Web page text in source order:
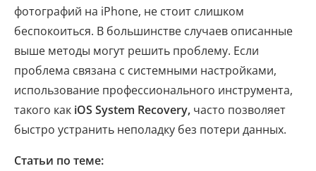
фотографий на iPhone, не стоит слишком
беспокоиться. В большинстве случаев описанные
выше методы могут решить проблему. Если
проблема связана с системными настройками,
использование профессионального инструмента,
такого как iOS System Recovery, часто позволяет
быстро устранить неполадку без потери данных.
Статьи по теме: